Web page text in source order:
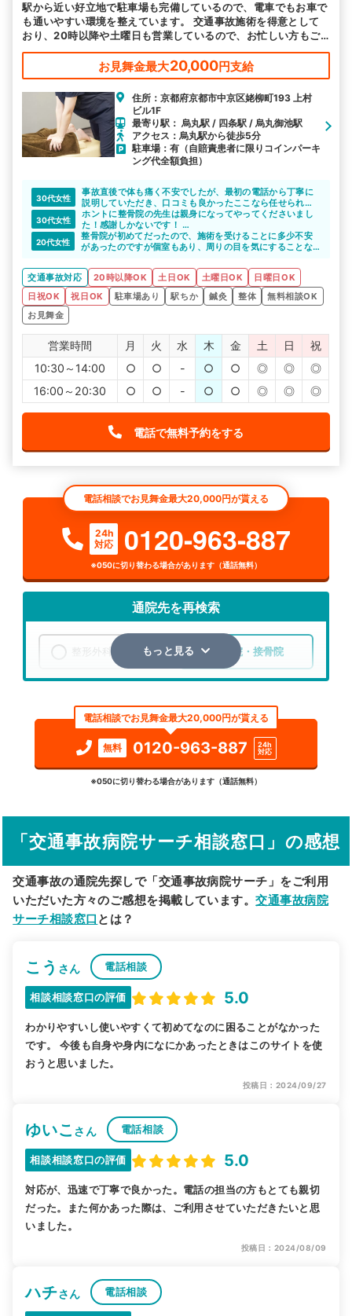
駅から近い好立地で駐車場も完備しているので、電車でもお車で
も通いやすい環境を整えています。 交通事故施術を得意として
おり、20時以降や土曜日も営業しているので、お忙しい方もご
都合に合わせてお越しいただけます。
お見舞金最大20,000円支給
住所：京都府京都市中京区姥柳町193 上村
ビル1F
最寄り駅： 烏丸駅 / 四条駅 / 烏丸御池駅
アクセス：烏丸駅から徒歩5分
駐車場：有（自賠責患者に限りコインパーキ
ング代全額負担）
30代女性
事故直後で体も痛く不安でしたが、最初の電話から丁寧に
説明していただき、口コミも良かったここなら任せられる
と思い、お願いすることにしました。
当初顔は腫れ上がり、むち打ち状態で少し触れられるのも
痛かったくらいでしたが、その時々の身体の状態に合わせ
て丁寧な施術と骨盤矯正、電気治療でだいぶ良くなってき
交通事故治療に対する知識も豊富なうえに、保険会社との
やり取りなど心身ともにケアしていただき助かりました。
交通事故にあったら絶対に交通事故に対しての専門知識が
あるところにいった方がいいです。
かったので、事故ってから1年以上経っても症状が改善され
ませんでした。
また保険会社とのやり取りなども、非常に悩まされまし
た。
事故の場合怪我したところ以外にも痛めていることもあ
り、後から痛みが出てくることもかなりありました。
総合的に治療をしてくれるところの方がいいと思います。
そういった知識のある病院を選んだ方がいいです。
30代女性
ホントに整骨院の先生は親身になってやってくださいまし
た！感謝しかないです！
必ず、交通事故の対応専門の所がいいです！
標榜上げてるだけでは正直いって対応のレベルに差があり
こういうサイトを使ってでも評判確認すると確実です。
20代女性
整骨院が初めてだったので、施術を受けることに多少不安
があったのですが個室もあり、周りの目を気にすることな
メイクルームがあるのも女性にとってはうれしい点です。
交通事故対応 20時以降OK 土日OK 土曜日OK
日曜日OK
日祝OK
祝日OK 駐車場あり 駅ちか 鍼灸 整体
無料相談OK
お見舞金
営業時間 月 火 水 木 金 土 日
祝
10:30～14:00
○ ○ - ○ ○ ◎ ◎
◎
16:00～20:30
○ ○ - ○ ○ ◎ ◎ ◎
電話で無料予約をする
電話相談でお見舞金最大20,000円が貰える
24h
対応
0120-963-887
※050に切り替わる場合があります（通話無料）
通院先を再検索
整形外科 整骨院・接骨院
検索する
詳細条件で絞り込む
駅から探す 院名から探す
もっと見る
電話相談でお見舞金最大20,000円が貰える
無料 0120-963-887
24h
対応
※050に切り替わる場合があります（通話無料）
「交通事故病院サーチ相談窓口」の感想
交通事故の通院先探しで「交通事故病院サーチ」をご利用
いただいた方々のご感想を掲載しています。交通事故病院
サーチ相談窓口 とは？
こう さん 電話相談
相談相談窓口の評価 5.0
わかりやすいし使いやすくて初めてなのに困ることがなかった
です。 今後も自身や身内になにかあったときはこのサイトを使
おうと思いました。
投稿日：2024/09/27
ゆいこ さん 電話相談
相談相談窓口の評価 5.0
対応が、迅速で丁寧で良かった。電話の担当の方もとても親切
だった。また何かあった際は、ご利用させていただきたいと思
いました。
投稿日：2024/08/09
ハチさん 電話相談